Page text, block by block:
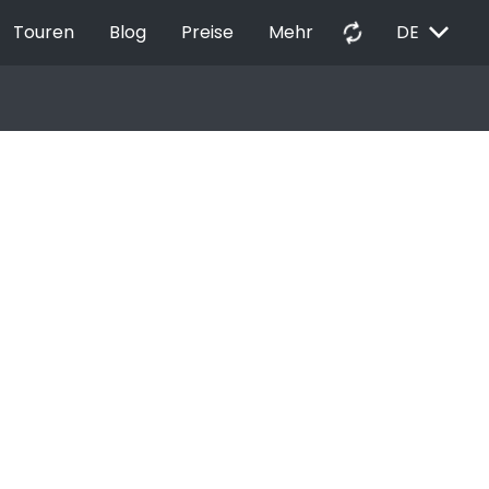
Touren Blog Preise Mehr autorenew DE EXPAND_MORE